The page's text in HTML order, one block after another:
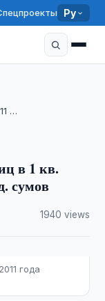
Ру
…
в 1 кв.
сумов
1940 views
года